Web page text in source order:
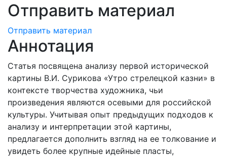
Отправить материал
Отправить материал
Аннотация
Статья посвящена анализу первой исторической
картины В.И. Сурикова «Утро стрелецкой казни» в
контексте творчества художника, чьи
произведения являются осевыми для российской
культуры. Учитывая опыт предыдущих подходов к
анализу и интерпретации этой картины,
предлагается дополнить взгляд на ее толкование и
увидеть более крупные идейные пласты,